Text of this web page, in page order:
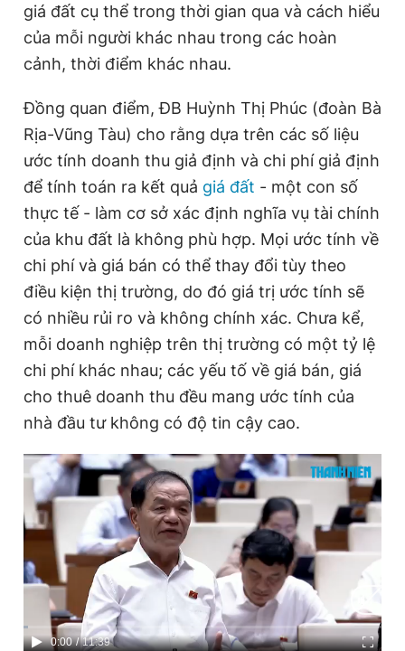
giá đất cụ thể trong thời gian qua và cách hiểu
của mỗi người khác nhau trong các hoàn
cảnh, thời điểm khác nhau.
Đồng quan điểm, ĐB Huỳnh Thị Phúc (đoàn Bà
Rịa-Vũng Tàu) cho rằng dựa trên các số liệu
ước tính doanh thu giả định và chi phí giả định
để tính toán ra kết quả giá đất - một con số
thực tế - làm cơ sở xác định nghĩa vụ tài chính
của khu đất là không phù hợp. Mọi ước tính về
chi phí và giá bán có thể thay đổi tùy theo
điều kiện thị trường, do đó giá trị ước tính sẽ
có nhiều rủi ro và không chính xác. Chưa kể,
mỗi doanh nghiệp trên thị trường có một tỷ lệ
chi phí khác nhau; các yếu tố về giá bán, giá
cho thuê doanh thu đều mang ước tính của
nhà đầu tư không có độ tin cậy cao.
C
0:00 / D
11:39